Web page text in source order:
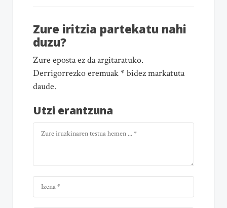
Zure iritzia partekatu nahi
duzu?
Zure eposta ez da argitaratuko.
Derrigorrezko eremuak * bidez markatuta
daude.
Utzi erantzuna